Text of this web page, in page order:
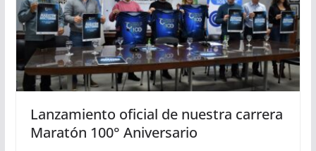
Lanzamiento oficial de nuestra carrera
Maratón 100° Aniversario